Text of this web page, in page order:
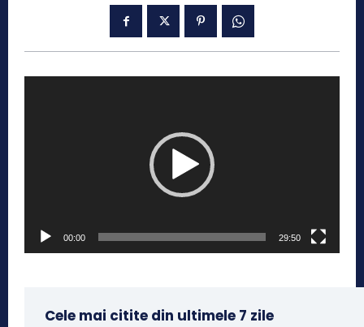
00:00 29:50
Cele mai citite din ultimele 7 zile